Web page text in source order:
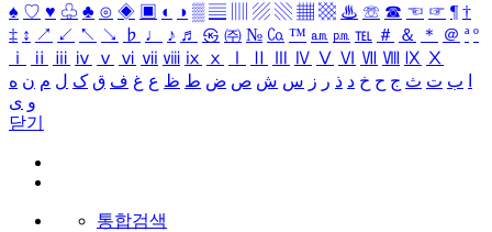
♠ ♡ ♥ ♧ ♣ ⊙ ◈ ▣ ◐ ◑ ▒ ▤ ▨ ▧ ▦ ▩ ♨ ☏ ☎ ☜ ☞ ¶ †
‡ ↕ ↗ ↙ ↖ ↘ ♭ ♩ ♪ ♬ ㉿ ㈜ № ㏇ ™ ㏂ ㏘ ℡ ＃ ＆ ＊ ＠ ª º
ⅰ
ⅱ ⅲ ⅳ ⅴ ⅵ ⅶ ⅷ ⅸ ⅹ Ⅳ Ⅴ Ⅵ Ⅶ Ⅷ Ⅸ Ⅹ
ب ت ث ج ح خ د ذ ر ز س ش ص ض ط ظ ع غ ف ق ک ل م ن ه
و ی
닫기
통합검색